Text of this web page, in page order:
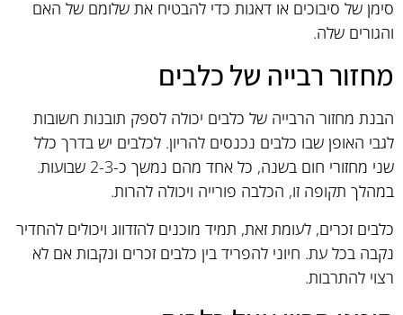
סימן של סיבוכים או דאגות כדי להבטיח את שלומם של האם
והגורים שלה.
מחזור רבייה של כלבים
הבנת מחזור הרבייה של כלבים יכולה לספק תובנות חשובות
לגבי האופן שבו כלבים נכנסים להריון. לכלבים יש בדרך כלל
שני מחזורי חום בשנה, כל אחד מהם נמשך כ-2-3 שבועות.
במהלך תקופה זו, הכלבה פורייה ויכולה להרות.
כלבים זכרים, לעומת זאת, תמיד מוכנים להזדווג ויכולים להחדיר
נקבה בכל עת. חיוני להפריד בין כלבים זכרים ונקבות אם לא
רצוי להתרבות.